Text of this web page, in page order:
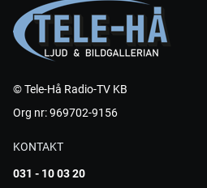
© Tele-Hå Radio-TV KB
Org nr: 969702-9156
KONTAKT
031 - 10 03 20